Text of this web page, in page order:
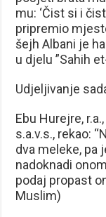
mu: ‘Čist si i
pripremio
šejh Albani je
u djelu ”Sahih
Udjeljivanje
Ebu Hurejre,
s.a.v.s., rekao:
dva meleke, pa
nadoknadi
podaj propast
Muslim)